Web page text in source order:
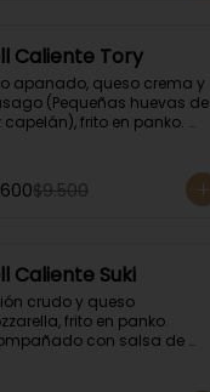
Caliente Tory
apanado, queso crema y
(Pequeñas huevas de
capelán), frito en panko.
$9.500
Caliente Suki
crudo y queso
frito en panko.
con salsa de